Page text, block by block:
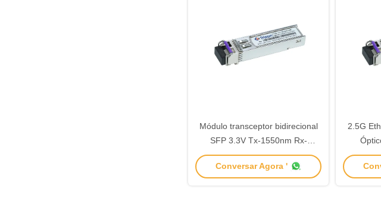
Módulo transceptor bidirecional
SFP 3.3V Tx-1550nm Rx-
1310nm
Conversar Agora '
2.5G